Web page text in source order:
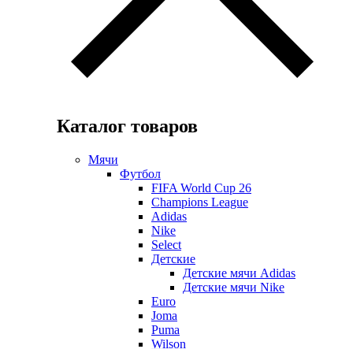
Каталог товаров
Мячи
Футбол
FIFA World Cup 26
Champions League
Adidas
Nike
Select
Детские
Детские мячи Adidas
Детские мячи Nike
Euro
Joma
Puma
Wilson